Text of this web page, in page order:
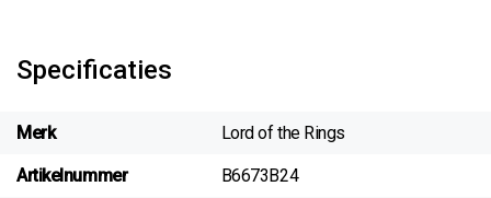
Specificaties
Merk Lord of the Rings
Artikelnummer B6673B24